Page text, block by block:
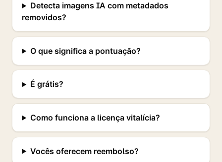
Detecta imagens IA com metadados
removidos?
O que significa a pontuação?
É grátis?
Como funciona a licença vitalícia?
Vocês oferecem reembolso?